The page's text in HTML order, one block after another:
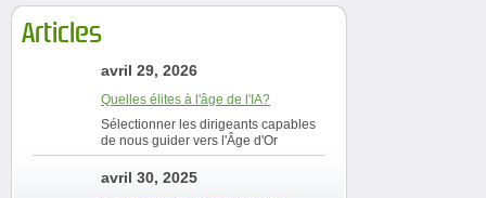
Articles
avril 29, 2026
Quelles élites à l'âge de l'IA?
Sélectionner les dirigeants capables
de nous guider vers l'Âge d'Or
avril 30, 2025